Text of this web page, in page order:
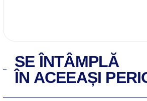
SE ÎNTÂMPLĂ
ÎN ACEEAȘI